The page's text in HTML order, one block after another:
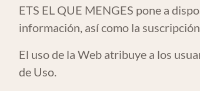
ETS EL QUE MENGES pone a
información, así como la
El uso de la Web atribuye a los
de Uso.